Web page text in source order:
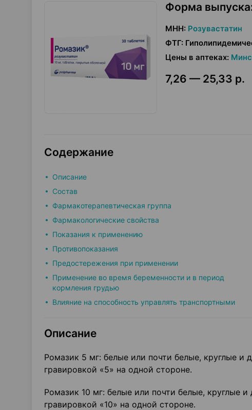
Форма выпуска
МНН: Розувастатин
ФТГ:
Цены в аптеках:
7,26 — 25,33 р.
Содержание
Описание
Состав
Фармакотерапевтическая группа
Фармакологические свойства
Показания к применению
Противопоказания
Предостережения при применении
Применение во время беременности и в период
кормления грудью
Влияние на способность управлять транспортными
Описание
Ромазик 5 мг: белые или почти белые, круглые и
гравировкой «5» на одной стороне.
Ромазик 10 мг: белые или почти белые, круглые
гравировкой «10» на одной стороне.